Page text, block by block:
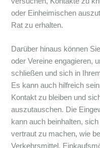
oder Einheimischen
Rat zu erhalten.
Darüber hinaus können
oder Vereine engagieren,
schließen und sich in
Es kann auch hilfreich
Kontakt zu bleiben und
auszutauschen. Die
kann auch beinhalten,
vertraut zu machen, wie
Verkehrsmittel,